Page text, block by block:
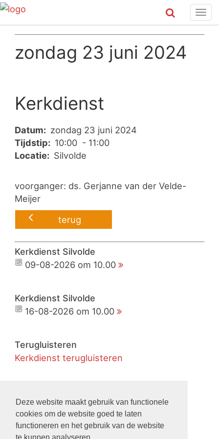
Deze website maakt gebruik van functionele
cookies om de website goed te laten
functioneren en het gebruik van de website
te kunnen analyseren.
zondag 23 juni 2024
Kerkdienst
Datum: zondag 23 juni 2024
Tijdstip: 10:00 - 11:00
Locatie: Silvolde
voorganger: ds. Gerjanne van der Velde-
Meijer
terug
Kerkdienst Silvolde
09-08-2026 om 10.00
Kerkdienst Silvolde
16-08-2026 om 10.00
Terugluisteren
Kerkdienst terugluisteren
Kerkdienst live meekijken
Nieuws